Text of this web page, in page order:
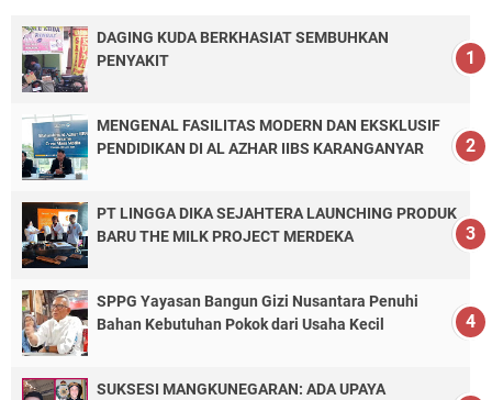
DAGING KUDA BERKHASIAT SEMBUHKAN
PENYAKIT
MENGENAL FASILITAS MODERN DAN EKSKLUSIF
PENDIDIKAN DI AL AZHAR IIBS KARANGANYAR
PT LINGGA DIKA SEJAHTERA LAUNCHING PRODUK
BARU THE MILK PROJECT MERDEKA
SPPG Yayasan Bangun Gizi Nusantara Penuhi
Bahan Kebutuhan Pokok dari Usaha Kecil
SUKSESI MANGKUNEGARAN: ADA UPAYA